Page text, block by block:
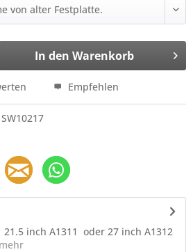
In den Warenkorb
Empfehlen
SW10217
inch A1311 oder 27 inch A1312
mehr